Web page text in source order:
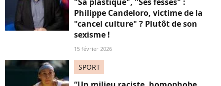
Philippe Candeloro, victime de la
"cancel culture" ? Plutôt de son
sexisme !
15 février 2026
SPORT